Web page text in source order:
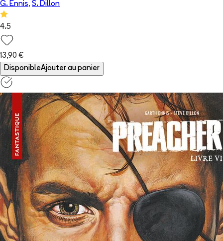
G. Ennis, S. Dillon
4.5
13,90 €
DisponibleAjouter au panier